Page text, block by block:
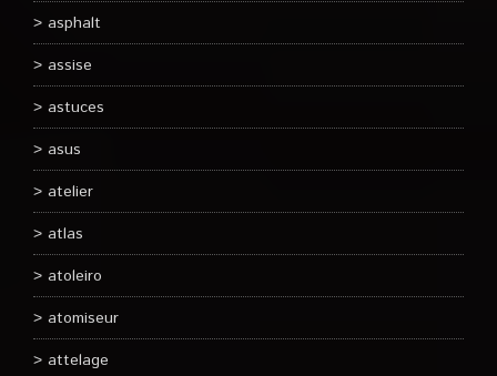
asphalt
assise
astuces
asus
atelier
atlas
atoleiro
atomiseur
attelage